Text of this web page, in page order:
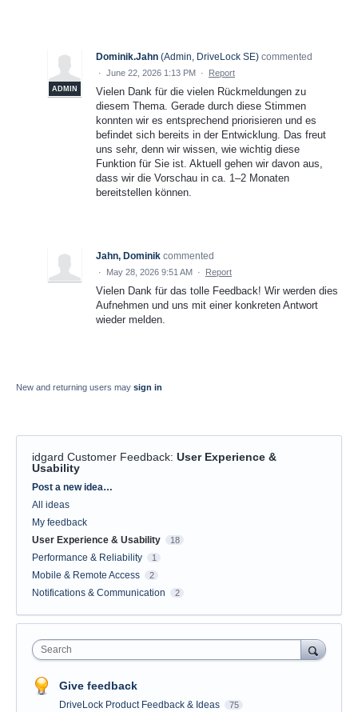
ADMIN
Dominik.Jahn (Admin, DriveLock SE) commented
· June 22, 2026 1:13 PM · Report
Vielen Dank für die vielen Rückmeldungen zu
diesem Thema. Gerade durch diese Stimmen
konnten wir es entsprechend priorisieren und es
befindet sich bereits in der Entwicklung. Das freut
uns sehr, denn wir wissen, wie wichtig diese
Funktion für Sie ist. Aktuell gehen wir davon aus,
dass wir die Vorschau in ca. 1–2 Monaten
bereitstellen können.
Jahn, Dominik commented
· May 28, 2026 9:51 AM · Report
Vielen Dank für das tolle Feedback! Wir werden dies
Aufnehmen und uns mit einer konkreten Antwort
wieder melden.
New and returning users may sign in
idgard Customer Feedback: User Experience &
Usability
Categories
Post a new idea…
All ideas
My feedback
User Experience & Usability
18
Performance & Reliability 1
Mobile & Remote Access 2
Notifications & Communication 2
Search
Give feedback
DriveLock Product Feedback & Ideas 75